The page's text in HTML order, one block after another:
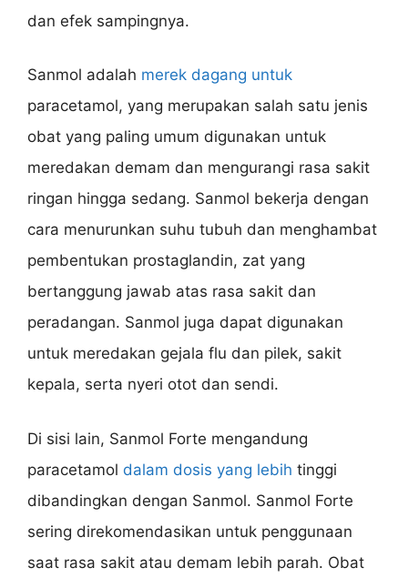
dan efek sampingnya.
Sanmol adalah merek dagang untuk
paracetamol, yang merupakan salah satu jenis
obat yang paling umum digunakan untuk
meredakan demam dan mengurangi rasa sakit
ringan hingga sedang. Sanmol bekerja dengan
cara menurunkan suhu tubuh dan menghambat
pembentukan prostaglandin, zat yang
bertanggung jawab atas rasa sakit dan
peradangan. Sanmol juga dapat digunakan
untuk meredakan gejala flu dan pilek, sakit
kepala, serta nyeri otot dan sendi.
Di sisi lain, Sanmol Forte mengandung
paracetamol dalam dosis yang lebih tinggi
dibandingkan dengan Sanmol. Sanmol Forte
sering direkomendasikan untuk penggunaan
saat rasa sakit atau demam lebih parah. Obat